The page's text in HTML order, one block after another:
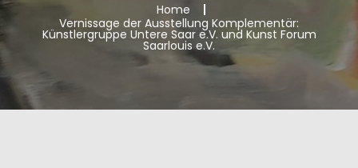
Home
Vernissage der Ausstellung Komplementär:
Künstlergruppe Untere Saar e.V. und Kunst Forum
Saarlouis e.V.